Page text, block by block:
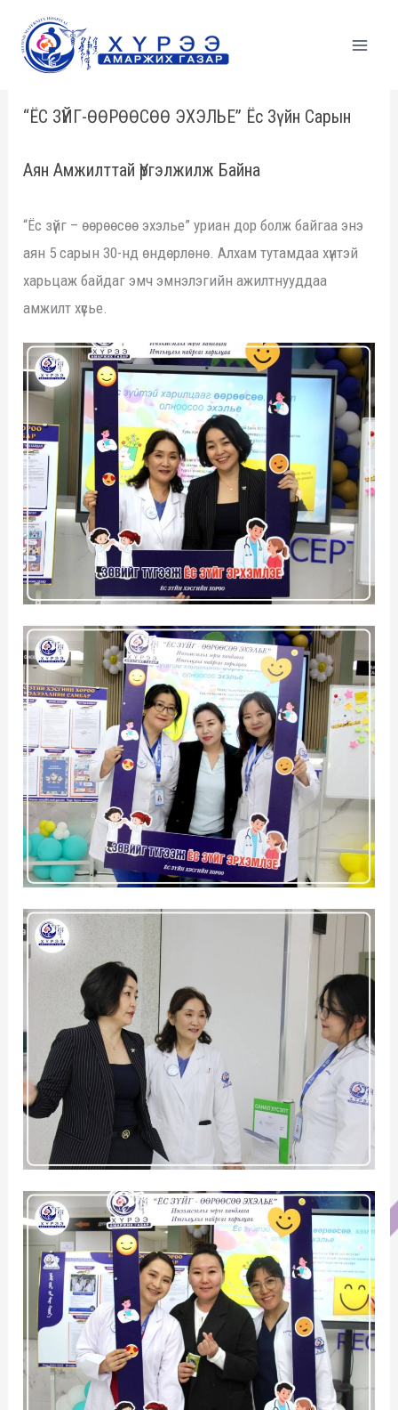
content
“ЁС ЗҮЙГ-ӨӨРӨӨСӨӨ ЭХЭЛЬЕ” Ёс Зүйн Сарын
Аян Амжилттай Үргэлжилж Байна
“Ёс зүйг – өөрөөсөө эхэлье” уриан дор болж байгаа энэ
аян 5 сарын 30-нд өндөрлөнө. Алхам тутамдаа хүнтэй
харьцаж байдаг эмч эмнэлэгийн ажилтнууддаа
амжилт хүсье.